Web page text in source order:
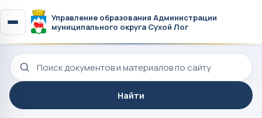
Управление образования Администрации
муниципального округа Сухой Лог
Поиск по сайту
Найти